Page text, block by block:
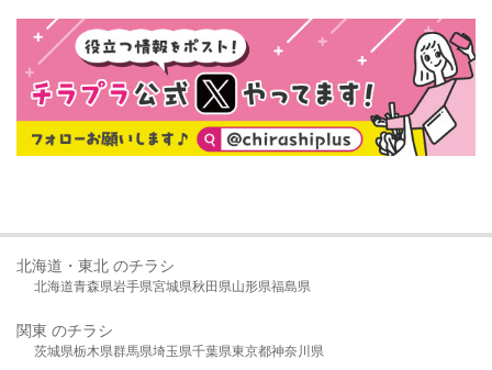
北海道・東北 のチラシ
北海道青森県岩手県宮城県秋田県山形県福島県
関東 のチラシ
茨城県栃木県群馬県埼玉県千葉県東京都神奈川県